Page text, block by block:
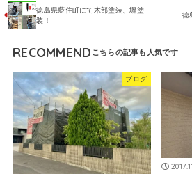
徳島県藍住町にて木部塗装、塀塗
装！
徳
RECOMMEND
ブログ